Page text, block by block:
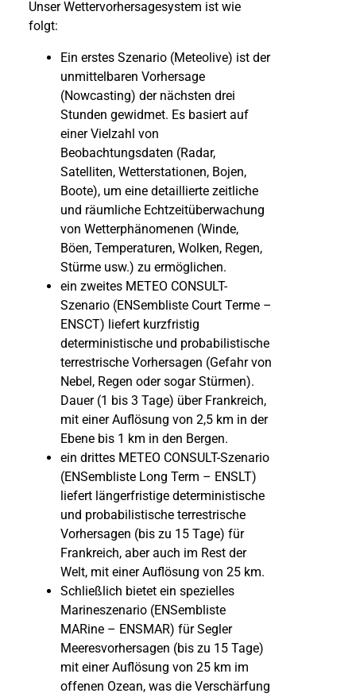
Unser Wettervorhersagesystem ist wie
folgt:
Ein erstes Szenario (Meteolive) ist der
unmittelbaren Vorhersage
(Nowcasting) der nächsten drei
Stunden gewidmet. Es basiert auf
einer Vielzahl von
Beobachtungsdaten (Radar,
Satelliten, Wetterstationen, Bojen,
Boote), um eine detaillierte zeitliche
und räumliche Echtzeitüberwachung
von Wetterphänomenen (Winde,
Böen, Temperaturen, Wolken, Regen,
Stürme usw.) zu ermöglichen.
ein zweites METEO CONSULT-
Szenario (ENSembliste Court Terme –
ENSCT) liefert kurzfristig
deterministische und probabilistische
terrestrische Vorhersagen (Gefahr von
Nebel, Regen oder sogar Stürmen).
Dauer (1 bis 3 Tage) über Frankreich,
mit einer Auflösung von 2,5 km in der
Ebene bis 1 km in den Bergen.
ein drittes METEO CONSULT-Szenario
(ENSembliste Long Term – ENSLT)
liefert längerfristige deterministische
und probabilistische terrestrische
Vorhersagen (bis zu 15 Tage) für
Frankreich, aber auch im Rest der
Welt, mit einer Auflösung von 25 km.
Schließlich bietet ein spezielles
Marineszenario (ENSembliste
MARine – ENSMAR) für Segler
Meeresvorhersagen (bis zu 15 Tage)
mit einer Auflösung von 25 km im
offenen Ozean, was die Verschärfung